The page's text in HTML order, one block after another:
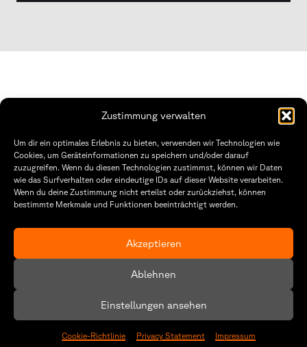
Zustimmung verwalten
Um dir ein optimales Erlebnis zu bieten, verwenden wir Technologien wie
Cookies, um Geräteinformationen zu speichern und/oder darauf
zuzugreifen. Wenn du diesen Technologien zustimmst, können wir Daten
wie das Surfverhalten oder eindeutige IDs auf dieser Website verarbeiten.
Wenn du deine Zustimmung nicht erteilst oder zurückziehst, können
bestimmte Merkmale und Funktionen beeinträchtigt werden.
Akzeptieren
Ablehnen
Einstellungen ansehen
Cookie-Richtlinie Privacy Statement Impressum
THWS | Fakultät Gestaltung Würzburg
Technische Hochschule
Würzburg-Schweinfurt
Sanderheinrichsleitenweg 20
97074 Würzburg
tel: +49 931 35 11 93 02
Öffnungszeiten Dekanat
Montag – Freitag
8:30 – 12:00
Dienstag & Donnerstag
8:30 – 15:30
Datenschutzerklärung